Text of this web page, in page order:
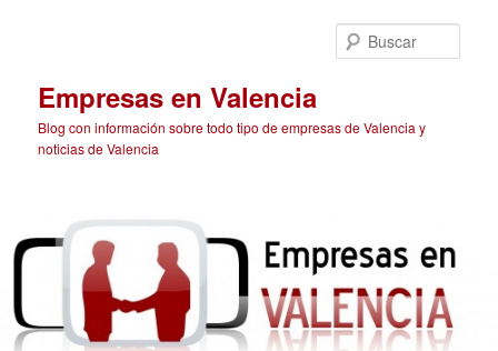
Empresas en Valencia
Blog con información sobre todo tipo de empresas de Valencia y
noticias de Valencia